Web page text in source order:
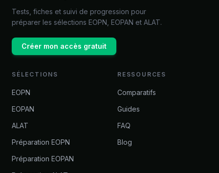
Tests, fiches et suivi de progression pour
préparer les sélections EOPN, EOPAN et ALAT.
Créer mon accès gratuit
SÉLECTIONS
EOPN
EOPAN
ALAT
Préparation EOPN
Préparation EOPAN
RESSOURCES
Comparatifs
Guides
FAQ
Blog